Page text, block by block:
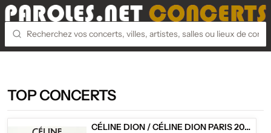
TOP CONCERTS
CÉLINE DION /CÉLINE DION PARIS 2026